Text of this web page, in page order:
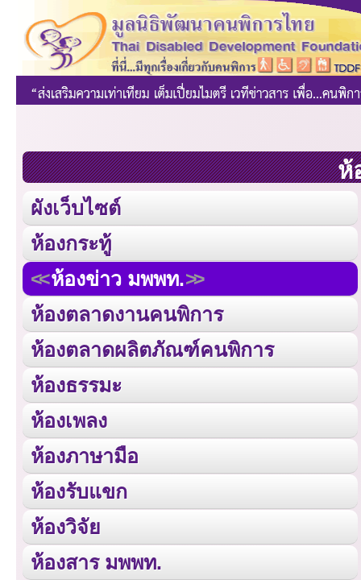
ห้
ผังเว็บไซต์
ห้องกระทู้
ห้องข่าว มพพท.
ห้องตลาดงานคนพิการ
ห้องตลาดผลิตภัณฑ์คนพิการ
ห้องธรรมะ
ห้องเพลง
ห้องภาษามือ
ห้องรับแขก
ห้องวิจัย
ห้องสาร มพพท.